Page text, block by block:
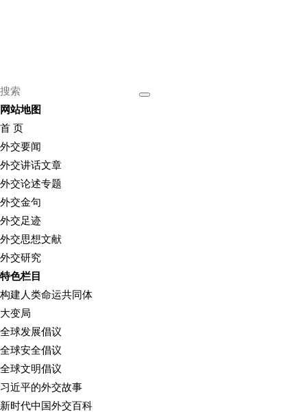
网站地图
首 页
外交要闻
外交讲话文章
外交论述专题
外交金句
外交足迹
外交思想文献
外交研究
特色栏目
构建人类命运共同体
大变局
全球发展倡议
全球安全倡议
全球文明倡议
习近平的外交故事
新时代中国外交百科